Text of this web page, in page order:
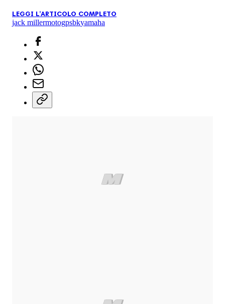
LEGGI L'ARTICOLO COMPLETO
jack millermotogpsbkyamaha